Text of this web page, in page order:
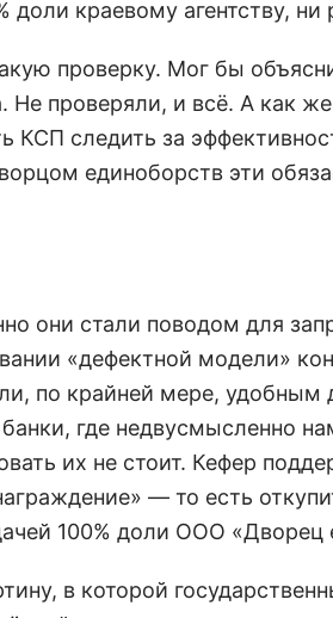
краевому агентству, ни
проверку. Мог бы
Не проверяли, и всё. А как
следить за
единоборств эти
они стали поводом для
«дефектной модели»
по крайней мере,
где недвусмысленно
их не стоит. Кефер
— то есть
100% доли ООО «Дворец
в которой